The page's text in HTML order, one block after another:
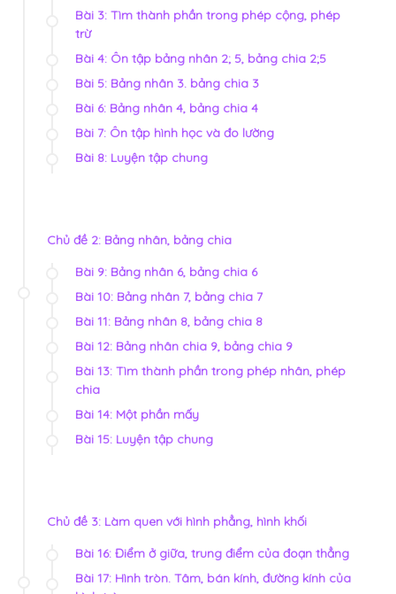
Bài 3: Tìm thành phần trong phép cộng, phép
trừ
Bài 4: Ôn tập bảng nhân 2; 5, bảng chia 2;5
Bài 5: Bảng nhân 3. bảng chia 3
Bài 6: Bảng nhân 4, bảng chia 4
Bài 7: Ôn tập hình học và đo lường
Bài 8: Luyện tập chung
Chủ đề 2: Bảng nhân, bảng chia
Bài 9: Bảng nhân 6, bảng chia 6
Bài 10: Bảng nhân 7, bảng chia 7
Bài 11: Bảng nhân 8, bảng chia 8
Bài 12: Bảng nhân chia 9, bảng chia 9
Bài 13: Tìm thành phần trong phép nhân, phép
chia
Bài 14: Một phần mấy
Bài 15: Luyện tập chung
Chủ đề 3: Làm quen với hình phẳng, hình khối
Bài 16: Điểm ở giữa, trung điểm của đoạn thẳng
Bài 17: Hình tròn. Tâm, bán kính, đường kính của